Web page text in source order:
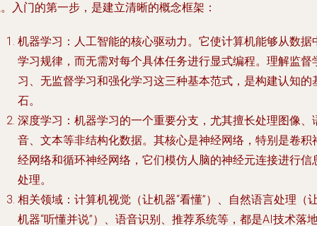
入门的第一步，是建立清晰的概念框架：
机器学习 ：人工智能的核心驱动力。它使计算机能够从数据
学习规律，而无需对每个具体任务进行显式编程。理解监督
习、无监督学习和强化学习这三种基本范式，是构建认知的
石。
深度学习 ：机器学习的一个重要分支，尤其擅长处理图像、
音、文本等非结构化数据。其核心是神经网络，特别是卷积
经网络和循环神经网络，它们模仿人脑的神经元连接进行信
处理。
相关领域 ：计算机视觉（让机器“看懂”）、自然语言处理（
机器“听懂并说”）、语音识别、推荐系统等，都是AI技术落